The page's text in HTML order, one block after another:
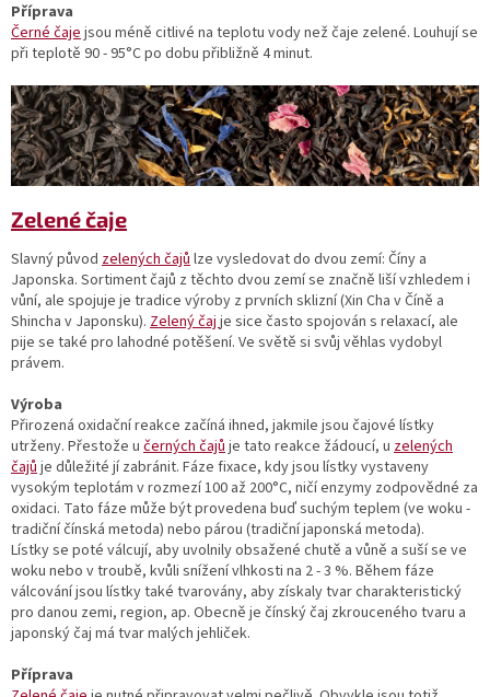
Příprava
Černé čajejsou méně citlivé na teplotu vody než čaje zelené. Louhují se
při teplotě 90 - 95°C po dobu přibližně 4 minut.
Zelené čaje
Slavný původ zelených čajůlze vysledovat do dvou zemí: Číny a
Japonska. Sortiment čajů z těchto dvou zemí se značně liší vzhledem i
vůní, ale spojuje je tradice výroby z prvních sklizní(Xin Cha v Číně a
Shincha v Japonsku). Zelený čajje sice často spojován s relaxací, ale
pije se také pro lahodné potěšení. Ve světě si svůj věhlas vydobyl
právem.
Výroba
Přirozená oxidační reakce začíná ihned, jakmile jsou čajové lístky
utrženy. Přestože u černých čajůje tato reakce žádoucí, u zelených
čajůje důležité jí zabránit. Fáze fixace, kdy jsou lístky vystaveny
vysokým teplotám v rozmezí 100 až 200°C, ničí enzymy zodpovědné za
oxidaci. Tato fáze může být provedena buď suchým teplem (ve woku -
tradiční čínská metoda) nebo párou (tradiční japonská metoda).
Lístky se poté válcují, aby uvolnily obsažené chutě a vůně a suší se ve
woku nebo v troubě, kvůli snížení vlhkosti na 2 - 3 %. Během fáze
válcování jsou lístky také tvarovány, aby získaly tvar charakteristický
pro danou zemi, region, ap. Obecně je čínský čaj zkrouceného tvaru a
japonský čaj má tvar malých jehliček.
Příprava